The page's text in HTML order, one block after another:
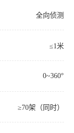
全向侦测
≤1米
0~360°
≥70架（同时）